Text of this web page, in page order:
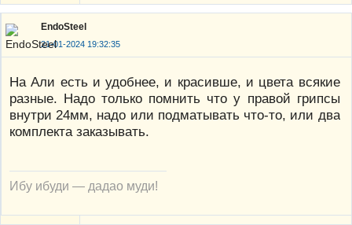
EndoSteel
21-01-2024 19:32:35
На Али есть и удобнее, и красивше, и цвета всякие
разные. Надо только помнить что у правой грипсы
внутри 24мм, надо или подматывать что-то, или два
комплекта заказывать.
Ибу ибуди — дадао муди!